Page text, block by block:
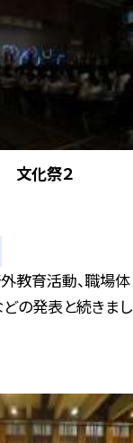
文化祭２
教育活動、職場体
の発表と続きまし